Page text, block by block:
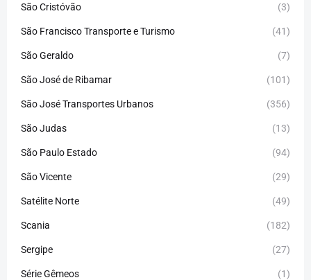
São Cristóvão (3)
São Francisco Transporte e Turismo (41)
São Geraldo (7)
São José de Ribamar (101)
São José Transportes Urbanos (356)
São Judas (13)
São Paulo Estado (94)
São Vicente (29)
Satélite Norte (49)
Scania (182)
Sergipe (27)
Série Gêmeos (1)